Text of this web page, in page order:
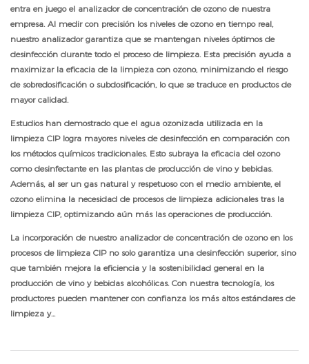
entra en juego el analizador de concentración de ozono de nuestra
empresa. Al medir con precisión los niveles de ozono en tiempo real,
nuestro analizador garantiza que se mantengan niveles óptimos de
desinfección durante todo el proceso de limpieza. Esta precisión ayuda a
maximizar la eficacia de la limpieza con ozono, minimizando el riesgo
de sobredosificación o subdosificación, lo que se traduce en productos de
mayor calidad.
Estudios han demostrado que el agua ozonizada utilizada en la
limpieza CIP logra mayores niveles de desinfección en comparación con
los métodos químicos tradicionales. Esto subraya la eficacia del ozono
como desinfectante en las plantas de producción de vino y bebidas.
Además, al ser un gas natural y respetuoso con el medio ambiente, el
ozono elimina la necesidad de procesos de limpieza adicionales tras la
limpieza CIP, optimizando aún más las operaciones de producción.
La incorporación de nuestro analizador de concentración de ozono en los
procesos de limpieza CIP no solo garantiza una desinfección superior, sino
que también mejora la eficiencia y la sostenibilidad general en la
producción de vino y bebidas alcohólicas. Con nuestra tecnología, los
productores pueden mantener con confianza los más altos estándares de
limpieza y...